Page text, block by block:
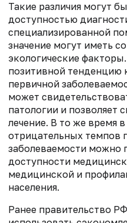
Такие различия могут
доступностью
специализированной
значение могут иметь
экологические
позитивной тенденцию
первичной
может
патологии и позволяет
лечение. В то же время
отрицательных темпов
заболеваемости можно
доступности
медицинской и
населения.
Ранее правительство РФ